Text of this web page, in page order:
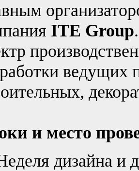
ITE Group
ведущих
и место
дизайна и